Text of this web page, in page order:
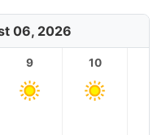
06, 2026
9 10